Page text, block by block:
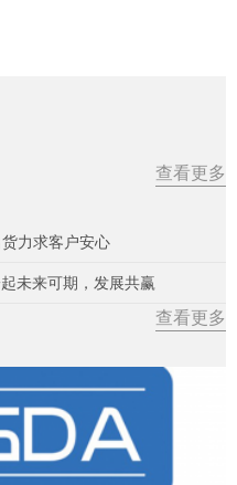
查看更多
力求客户安心
未来可期，发展共赢
查看更多